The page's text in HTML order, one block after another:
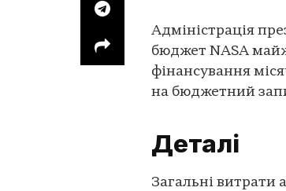
Адміністрація
бюджет NASA
фінансування
на бюджетний
Деталі
Загальні